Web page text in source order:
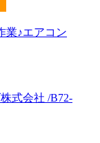
業♪エアコン
式会社 /B72-